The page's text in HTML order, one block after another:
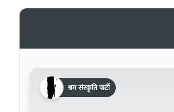
श्रम संस्कृति पार्टी